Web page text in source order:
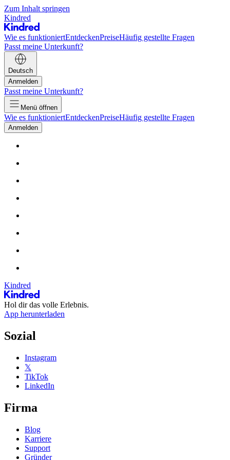
Zum Inhalt springen
Kindred
Wie es funktioniertEntdeckenPreiseHäufig gestellte Fragen
Passt meine Unterkunft?
Deutsch
Anmelden
Passt meine Unterkunft?
Menü öffnen
Wie es funktioniertEntdeckenPreiseHäufig gestellte Fragen
Anmelden
Kindred
Hol dir das volle Erlebnis.
App herunterladen
Sozial
Instagram
𝕏
TikTok
LinkedIn
Firma
Blog
Karriere
Support
Gründer